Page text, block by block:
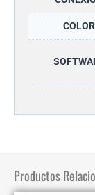
Productos